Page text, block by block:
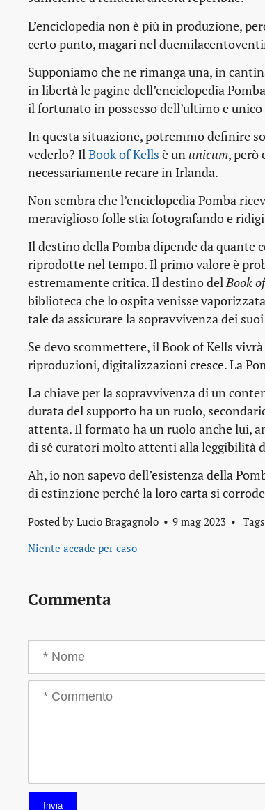
L’enciclopedia non è più in produzione,
certo punto, magari nel
Supponiamo che ne rimanga una, in
in libertà le pagine dell’enciclopedia
il fortunato in possesso dell’ultimo e unico
In questa situazione, potremmo definire
vederlo? IlBook of Kells è un unicum, però
necessariamente recare in Irlanda.
Non sembra che l’enciclopedia Pomba
meraviglioso folle stia fotografando e
Il destino della Pomba dipende da
riprodotte nel tempo. Il primo valore è
estremamente critica. Il destino delBook
biblioteca che lo ospita venisse
tale da assicurare la sopravvivenza dei
Se devo scommettere, il Book of Kells
riproduzioni, digitalizzazioni cresce. La
La chiave per la sopravvivenza di un
durata del supporto ha un ruolo,
attenta. Il formato ha un ruolo anche lui,
di sé curatori molto attenti alla leggibilità
Ah, io non sapevo dell’esistenza della
di estinzione perché la loro carta si
Posted by Lucio Bragagnolo 9 mag 2023
Niente accade per caso
Commenta
Invia